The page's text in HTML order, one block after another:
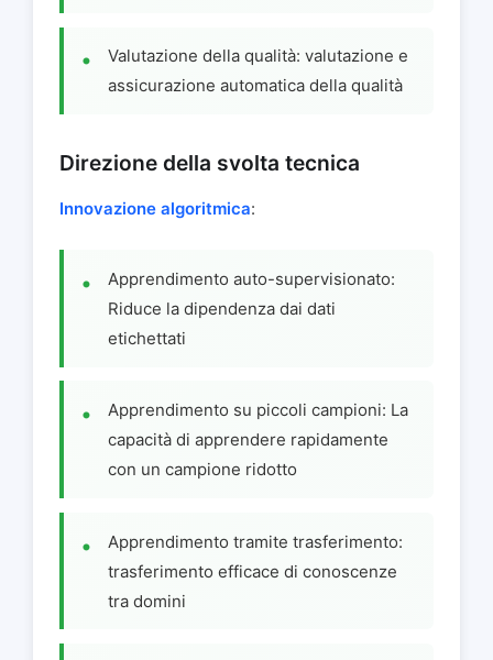
Valutazione della qualità: valutazione e
assicurazione automatica della qualità
Direzione della svolta tecnica
Innovazione algoritmica:
Apprendimento auto-supervisionato:
Riduce la dipendenza dai dati
etichettati
Apprendimento su piccoli campioni: La
capacità di apprendere rapidamente
con un campione ridotto
Apprendimento tramite trasferimento:
trasferimento efficace di conoscenze
tra domini